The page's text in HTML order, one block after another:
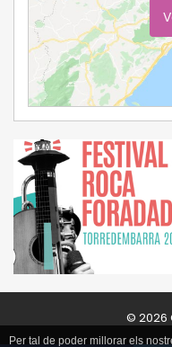
© 2026
Per tal de poder millorar els